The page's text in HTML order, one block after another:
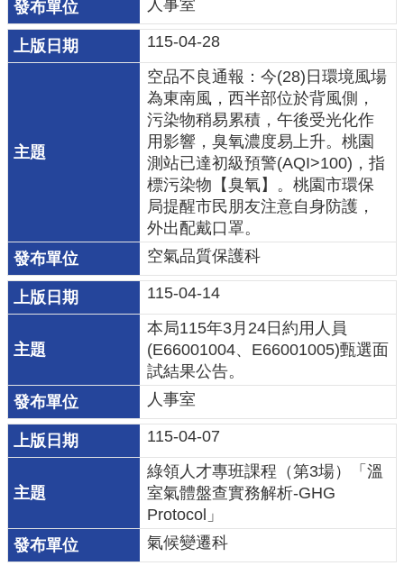
人事室
115-04-28
空品不良通報：今(28)日環境風場
為東南風，西半部位於背風側，
污染物稍易累積，午後受光化作
用影響，臭氧濃度易上升。桃園
測站已達初級預警(AQI>100)，指
標污染物【臭氧】。桃園市環保
局提醒市民朋友注意自身防護，
外出配戴口罩。
空氣品質保護科
115-04-14
本局115年3⽉24日約用人員
(E66001004、E66001005)甄選⾯
試結果公告。
人事室
115-04-07
綠領人才專班課程（第3場）「溫
室氣體盤查實務解析-GHG
Protocol」
氣候變遷科